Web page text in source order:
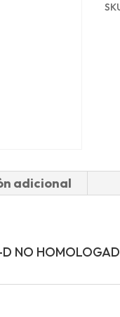
adicional
D NO